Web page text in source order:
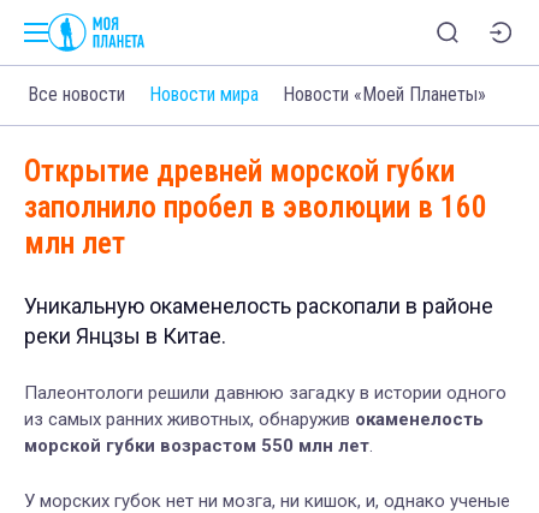
Все новости Новости мира Новости «Моей Планеты»
Открытие древней морской губки
заполнило пробел в эволюции в 160
млн лет
Уникальную окаменелость раскопали в районе
реки Янцзы в Китае.
Палеонтологи решили давнюю загадку в истории одного
из самых ранних животных, обнаружив окаменелость
морской губки возрастом 550 млн лет.
У морских губок нет ни мозга, ни кишок, и, однако ученые